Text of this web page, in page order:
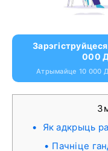
000
Атрымайце 10 000
Як адкрыць
Пачніце